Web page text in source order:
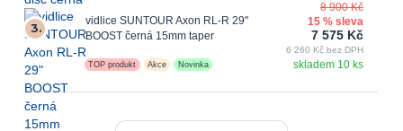
3.
vidlice SUNTOUR Axon RL-R 29"
BOOST černá 15mm taper
skladem 10 ks
TOP produkt Akce Novinka
8 900 Kč
15 % sleva
7 575 Kč
6 260 Kč bez DPH